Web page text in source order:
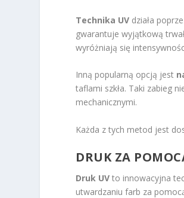
Technika UV działa
gwarantuje wyjątkową
wyróżniają się
Inną popularną opcją jest
taflami szkła. Taki zabieg
mechanicznymi.
Każda z tych metod jest
DRUK ZA
Druk UV to innowacyjna
utwardzaniu farb za